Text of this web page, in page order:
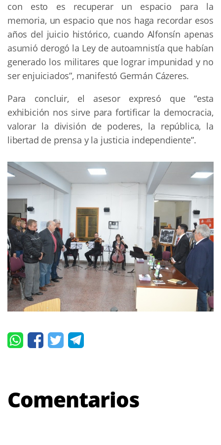
con esto es recuperar un espacio para la
memoria, un espacio que nos haga recordar esos
años del juicio histórico, cuando Alfonsín apenas
asumió derogó la Ley de autoamnistía que habían
generado los militares que lograr impunidad y no
ser enjuiciados”, manifestó Germán Cázeres.
Para concluir, el asesor expresó que “esta
exhibición nos sirve para fortificar la democracia,
valorar la división de poderes, la república, la
libertad de prensa y la justicia independiente”.
Comentarios